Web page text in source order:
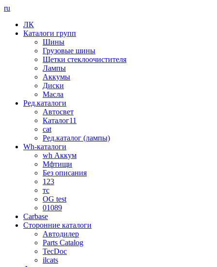
ru
ЛК
Каталоги групп
Шины
Грузовые шины
Щетки стеклоочистителя
Лампы
Аккумы
Диски
Масла
Ред.каталоги
Автосвет
Каталог11
cat
Ред.каталог (лампы)
Wh-каталоги
wh Аккум
Мфтищи
Без описания
123
тс
OG test
01089
Carbase
Сторонние каталоги
Автодилер
Parts Catalog
TecDoc
ilcats